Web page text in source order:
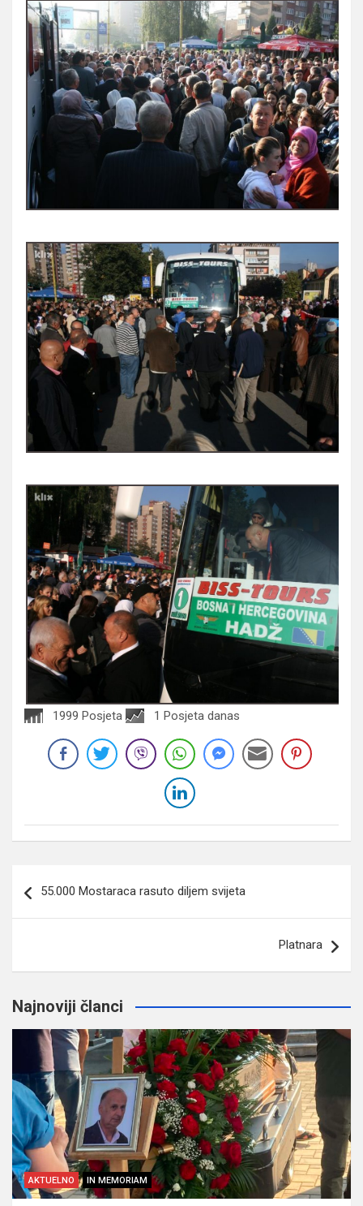
1999 Posjeta 1 Posjeta danas
članaka
55.000 Mostaraca rasuto diljem svijeta
Platnara
Najnoviji članci
AKTUELNO IN MEMORIAM